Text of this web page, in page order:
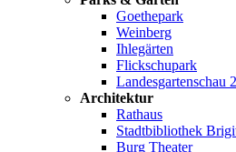
Goethepark
Weinberg
Ihlegärten
Flickschupark
Landesgartenschau
Architektur
Rathaus
Stadtbibliothek
Burg Theater